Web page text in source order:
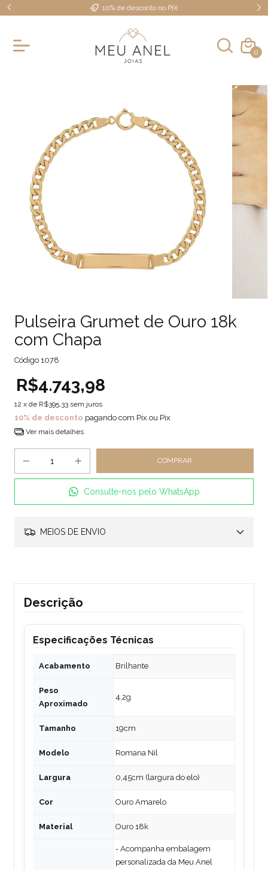
10% de desconto no PIX
0
Pulseira Grumet de Ouro 18k
com Chapa
Código 1078
R$4.743,98
12 x de R$395,33 sem juros
10% de desconto pagando com Pix ou Pix
Ver mais detalhes
Consulte-nos pelo WhatsApp
MEIOS DE ENVIO
Descrição
Especificações Técnicas
Acabamento Brilhante
Peso
Aproximado
4,2g
Tamanho 19cm
Modelo Romana Nil
Largura 0,45cm (largura do elo)
Cor Ouro Amarelo
Material Ouro 18k
- Acompanha embalagem
personalizada da Meu Anel